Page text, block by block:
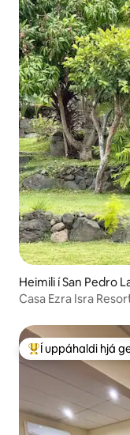
Heimili í San Pedro
Casa Ezra Isra
Í mestu uppáhaldi
Í uppáhaldi hjá